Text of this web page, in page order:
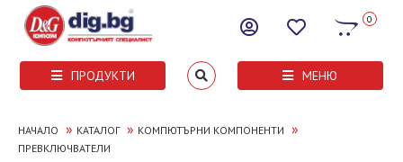
0
ПРОДУКТИ МЕНЮ
НАЧАЛО » КАТАЛОГ » КОМПЮТЪРНИ КОМПОНЕНТИ »
ПРЕВКЛЮЧВАТЕЛИ